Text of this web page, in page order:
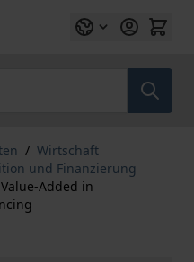
/ Wirtschaft
und Finanzierung
Added in